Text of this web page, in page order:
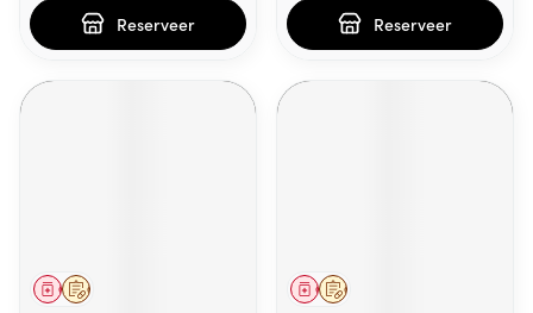
Reserveer Reserveer
Op voorschrift
Geneesmiddel Op voorschrift
Geneesmiddel